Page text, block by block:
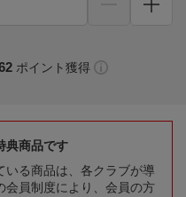
ポイント獲得
典商品です
いる商品は、各クラブが導
会員制度により、会員の方